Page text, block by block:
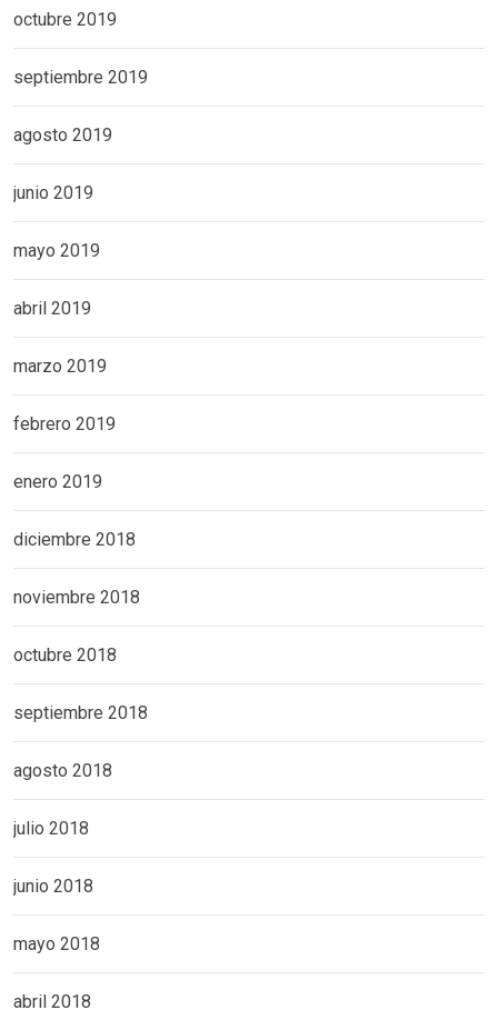
octubre 2019
septiembre 2019
agosto 2019
junio 2019
mayo 2019
abril 2019
marzo 2019
febrero 2019
enero 2019
diciembre 2018
noviembre 2018
octubre 2018
septiembre 2018
agosto 2018
julio 2018
junio 2018
mayo 2018
abril 2018